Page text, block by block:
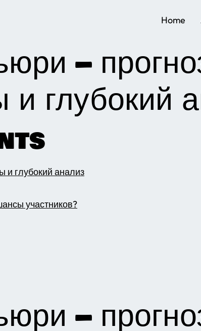
Home
–
глубокий
и глубокий анализ
участников?
–